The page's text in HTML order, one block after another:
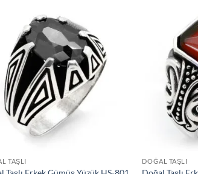
Listeme
Ekle
TAŞLI DOĞAL TAŞLI